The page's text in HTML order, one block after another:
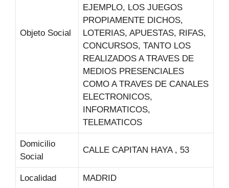
Objeto Social
EJEMPLO, LOS JUEGOS
PROPIAMENTE DICHOS,
LOTERIAS, APUESTAS, RIFAS,
CONCURSOS, TANTO LOS
REALIZADOS A TRAVES DE
MEDIOS PRESENCIALES
COMO A TRAVES DE CANALES
ELECTRONICOS,
INFORMATICOS,
TELEMATICOS
Domicilio
Social
CALLE CAPITAN HAYA , 53
Localidad MADRID